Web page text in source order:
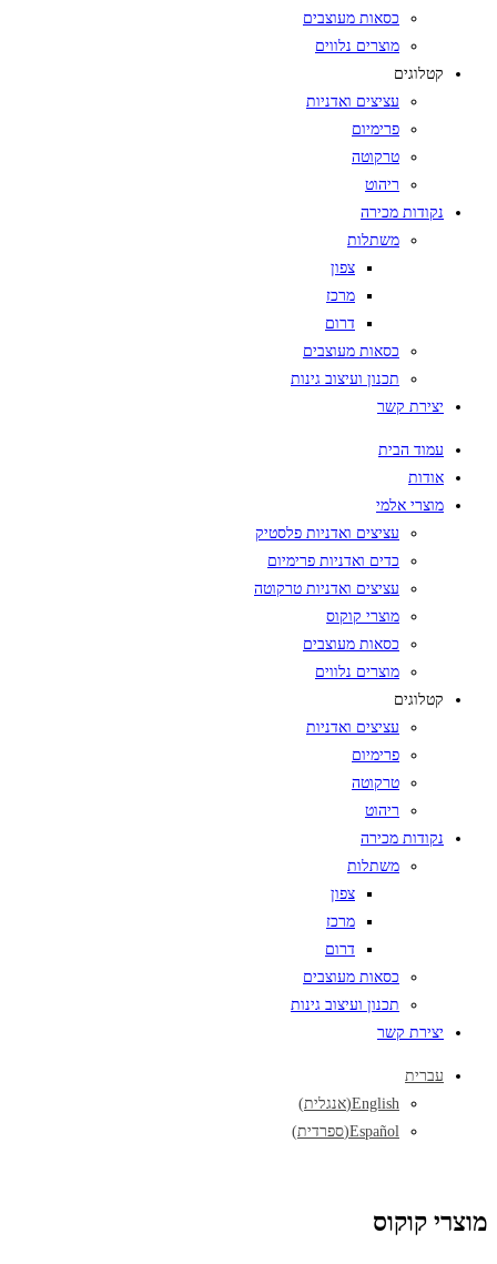
כסאות מעוצבים
מוצרים נלווים
קטלוגים
עציצים ואדניות
פרימיום
טרקוטה
ריהוט
נקודות מכירה
משתלות
צפון
מרכז
דרום
כסאות מעוצבים
תכנון ועיצוב גינות
יצירת קשר
עמוד הבית
אודות
מוצרי אלמי
עציצים ואדניות פלסטיק
כדים ואדניות פרימיום
עציצים ואדניות טרקוטה
מוצרי קוקוס
כסאות מעוצבים
מוצרים נלווים
קטלוגים
עציצים ואדניות
פרימיום
טרקוטה
ריהוט
נקודות מכירה
משתלות
צפון
מרכז
דרום
כסאות מעוצבים
תכנון ועיצוב גינות
יצירת קשר
עברית
English
(אנגלית)
Español
(ספרדית)
מוצרי קוקוס